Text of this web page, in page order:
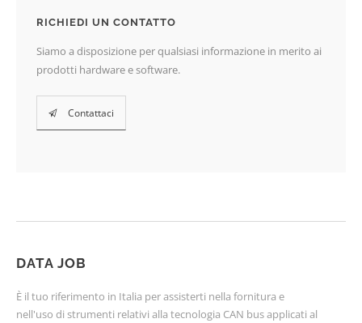
RICHIEDI UN CONTATTO
Siamo a disposizione per qualsiasi informazione in merito ai
prodotti hardware e software.
Contattaci
DATA JOB
È il tuo riferimento in Italia per assisterti nella fornitura e
nell'uso di strumenti relativi alla tecnologia CAN bus applicati al